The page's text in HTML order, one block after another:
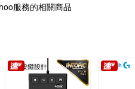
服務的相關商品